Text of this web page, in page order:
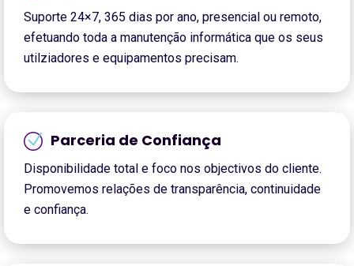
Suporte 24×7, 365 dias por ano, presencial ou remoto,
efetuando toda a manutenção informática que os seus
utilziadores e equipamentos precisam.
Parceria de Confiança
Disponibilidade total e foco nos objectivos do cliente.
Promovemos relações de transparência, continuidade
e confiança.